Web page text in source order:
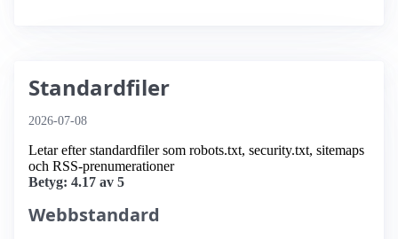
Standardfiler
2026-07-08
Letar efter standardfiler som robots.txt, security.txt, sitemaps
och RSS-prenumerationer
Betyg: 4.17 av 5
Webbstandard